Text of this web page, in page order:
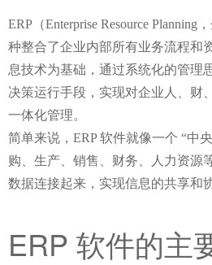
ERP（Enterprise Resource
种整合了企业内部所有业务流程和
息技术为基础，通过系统化的管理
决策运行手段，实现对企业人、财
一体化管理。
简单来说，ERP 软件就像一个 “中
购、生产、销售、财务、人力资源
数据连接起来，实现信息的共享和
ERP 软件的主